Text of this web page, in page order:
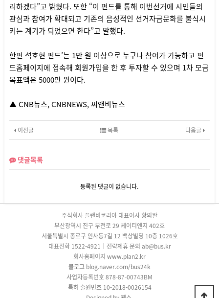
리하겠다”고 밝혔다. 또한 “이 펀드를 통해 이번선거에 시민들의
관심과 참여가 확대되고 기존의 음성적인 선거자금문화를 불식시
키는 계기가 되었으면 한다”고 말했다.
한편 석호현 펀드’는 1만 원 이상으로 누구나 참여가 가능하고 펀
드홈페이지에 접속해 회원가입을 한 후 투자할 수 있으며 1차 모금
목표액은 5000만 원이다.
▲ CNB뉴스, CNBNEWS, 씨앤비뉴스
이전글 다음글
목록
댓글목록
등록된 댓글이 없습니다.
주식회사 플랜비코리아 대표이사 황의완
부산광역시 진구 부전로 29 케이티엔지 402호
서울특별시 종로구 인사동7길 12 백상빌딩 10층 1026호
대표전화 1522-4921｜전략제휴 문의 ab@bus.kr
회사홈페이지 www.plan2.kr
블로그 blog.naver.com/bus24k
사업자등록번호 878-87-00743BM
특허 출원번호 10-2018-0026154